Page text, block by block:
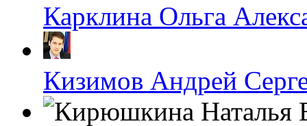
Карклина Ольга
Кизимов Андрей